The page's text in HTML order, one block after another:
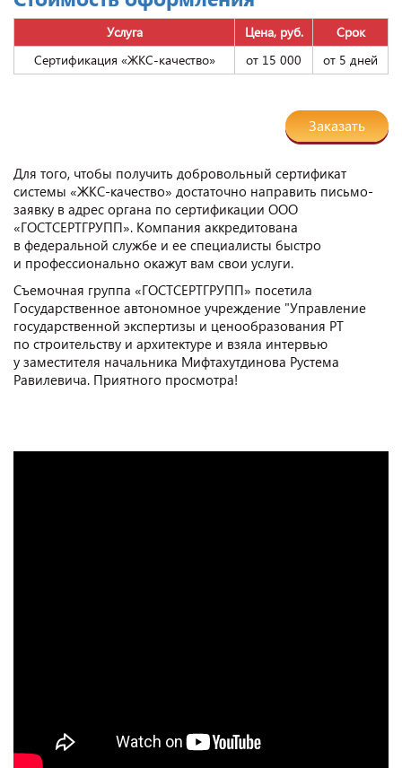
Услуга Цена, руб.
Срок
Сертификация «ЖКС-качество»
от 15 000 от 5 дней
Заказать
Для того, чтобы получить добровольный сертификат
системы «ЖКС-качество» достаточно направить письмо-
заявку в адрес органа по сертификации ООО
«ГОСТСЕРТГРУПП». Компания аккредитована
в федеральной службе и ее специалисты быстро
и профессионально окажут вам свои услуги.
Съемочная группа «ГОСТСЕРТГРУПП» посетила
Государственное автономное учреждение "Управление
государственной экспертизы и ценообразования РТ
по строительству и архитектуре и взяла интервью
у заместителя начальника Мифтахутдинова Рустема
Равилевича. Приятного просмотра!